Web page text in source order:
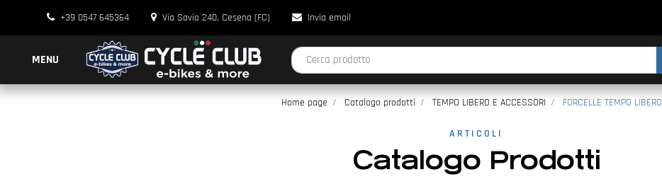
+39 0547 645364 Via Savio 240, Cesena (FC) Invia email
MENU La modifica di un filtro aggiorna automaticamente gli altri filtri disponibili.
Home page Catalogo prodotti TEMPO LIBERO E ACCESSORI FORCELLE TEMPO LIBERO
ARTICOLI
Catalogo Prodotti